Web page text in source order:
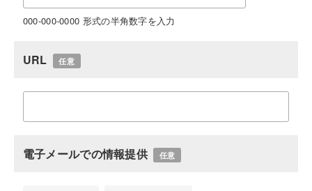
000-000-0000 形式の半角数字を入力
URL 任意
電子メールでの情報提供 任意